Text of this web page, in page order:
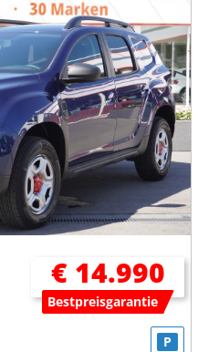
€ 14.990
Bestpreisgarantie
P